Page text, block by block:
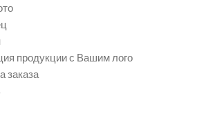
продукции с Вашим лого
заказа